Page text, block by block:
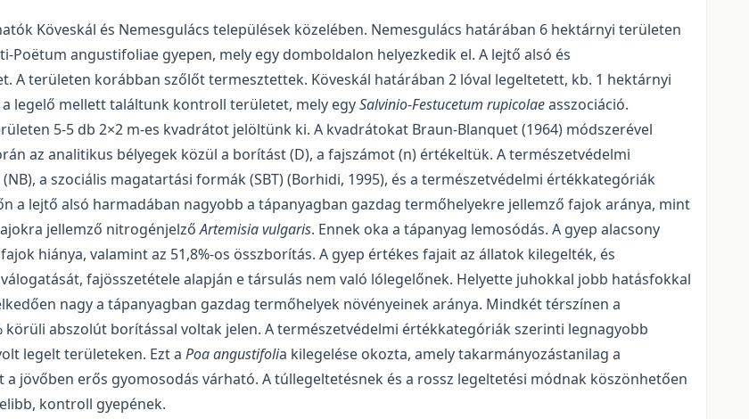
Köveskál és Nemesgulács települések közelében. Nemesgulács határában 6 hektárnyi területen
Poëtum angustifoliae gyepen, mely egy domboldalon helyezkedik el. A lejtő alsó és
A területen korábban szőlőt termesztettek. Köveskál határában 2 lóval legeltetett, kb. 1 hektárnyi
legelő mellett találtunk kontroll területet, mely egySalvinio-Festucetum rupicolaeasszociáció.
5-5 db 2×2 m-es kvadrátot jelöltünk ki. A kvadrátokat Braun-Blanquet (1964) módszerével
az analitikus bélyegek közül a borítást (D), a fajszámot (n) értékeltük. A természetvédelmi
a szociális magatartási formák (SBT) (Borhidi, 1995), és a természetvédelmi értékkategóriák
a lejtő alsó harmadában nagyobb a tápanyagban gazdag termőhelyekre jellemző fajok aránya, mint
jellemző nitrogénjelzőArtemisia vulgaris. Ennek oka a tápanyag lemosódás. A gyep alacsony
hiánya, valamint az 51,8%-os összborítás. A gyep értékes fajait az állatok kilegelték, és
fajösszetétele alapján e társulás nem való lólegelőnek. Helyette juhokkal jobb hatásfokkal
nagy a tápanyagban gazdag termőhelyek növényeinek aránya. Mindkét térszínen a
abszolút borítással voltak jelen. A természetvédelmi értékkategóriák szerinti legnagyobb
legelt területeken. Ezt a Poa angustifolia kilegelése okozta, amely takarmányozástanilag a
jövőben erős gyomosodás várható. A túllegeltetésnek és a rossz legeltetési módnak köszönhetően
kontroll gyepének.